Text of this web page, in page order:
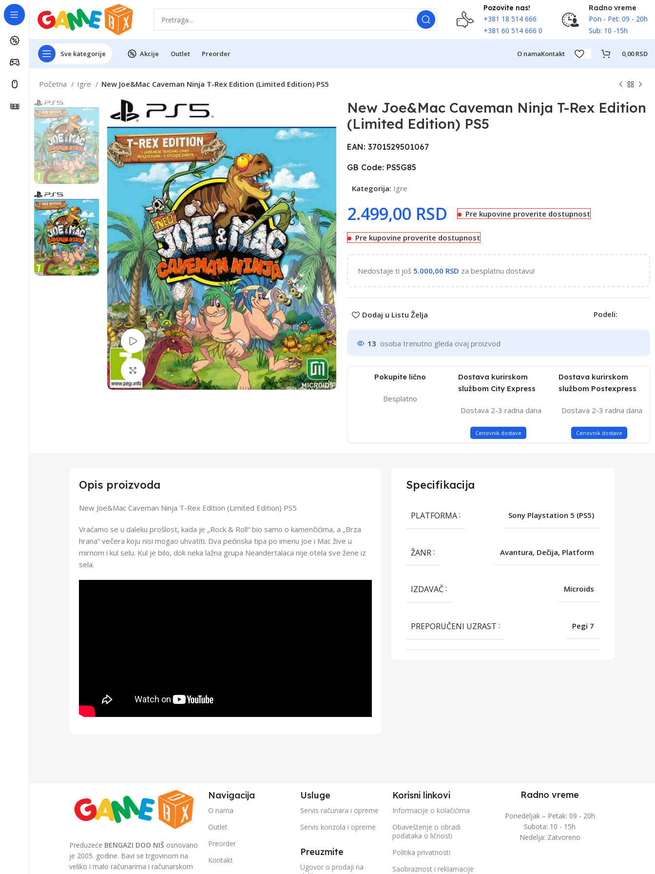
Pozovite nas!
+381 18 514 666
+381 60 514 666 0
Radno vreme
Pon - Pet: 09 - 20h
Sub: 10 -15h
Sve kategorije Akcije Outlet Preorder O namaKontakt 0,00RSD
Početna Igre New Joe&Mac Caveman Ninja T-Rex Edition (Limited Edition) PS5
Pogledaj Video
Uvećaj sliku
New Joe&Mac Caveman Ninja T-Rex Edition
(Limited Edition) PS5
EAN: 3701529501067
GB Code: PS5G85
Kategorija: Igre
RSD Pre kupovine proverite dostupnost
Pre kupovine proverite dostupnost
Nedostaje ti još 5.000,00 RSD za besplatnu dostavu!
Dodaj u Listu Želja Podeli:
13 osoba trenutno gleda ovaj proizvod
Pokupite lično
Besplatno
Dostava kurirskom
službom City Express
Dostava 2-3 radna dana
Cenovnik dostave
Dostava kurirskom
službom Postexpress
Dostava 2-3 radna dana
Cenovnik dostave
Opis proizvoda
New Joe&Mac Caveman Ninja T-Rex Edition (Limited Edition) PS5
Vraćamo se u daleku prošlost, kada je „Rock & Roll“ bio samo o kamenčićima, a „Brza
hrana“ večera koju nisi mogao uhvatiti. Dva pećinska tipa po imenu Joe i Mac žive u
mirnom i kul selu. Kul je bilo, dok neka lažna grupa Neandertalaca nije otela sve žene iz
sela.
Specifikacija
PLATFORMA Sony Playstation 5 (PS5)
ŽANR Avantura, Dečija, Platform
IZDAVAČ Microids
PREPORUČENI UZRAST Pegi 7
Preduzeće BENGAZI DOO NIŠ osnovano
je 2005. godine. Bavi se trgovinom na
veliko i malo računarima i računarskom
Navigacija
O nama
Outlet
Preorder
Kontakt
Usluge
Servis računara i opreme
Servis konzola i opreme
Preuzmite
Ugovor o prodaji na
Korisni linkovi
Informacije o kolačićima
Obaveštenje o obradi
podataka o ličnosti
Politika privatnosti
Saobraznost i reklamacije
Radno vreme
Ponedeljak – Petak: 09 - 20h
Subota: 10 - 15h
Nedelja: Zatvoreno